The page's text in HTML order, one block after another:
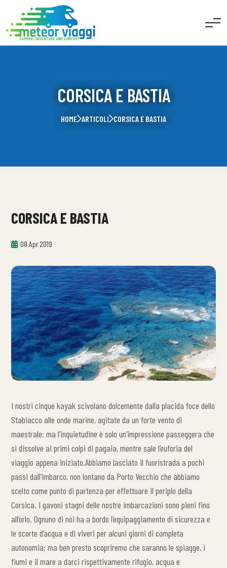
CORSICA E BASTIA
HOME ARTICOLI CORSICA E BASTIA
CORSICA E BASTIA
08 Apr 2019
I nostri cinque kayak scivolano dolcemente dalla placida foce dello
Stabiacco alle onde marine, agitate da un forte vento di
maestrale: ma l’inquietudine è solo un’impressione passeggera che
si dissolve ai primi colpi di pagaia, mentre sale l’euforia del
viaggio appena iniziato.Abbiamo lasciato il fuoristrada a pochi
passi dall’imbarco, non lontano da Porto Vecchio che abbiamo
scelto come punto di partenza per effettuare il periplo della
Corsica. I gavoni stagni delle nostre imbarcazioni sono pieni fino
all’orlo. Ognuno di noi ha a bordo l’equipaggiamento di sicurezza e
le scorte d’acqua e di viveri per alcuni giorni di completa
autonomia; ma ben presto scopriremo che saranno le spiagge, i
fiumi e il mare a darci rispettivamente rifugio, acqua e